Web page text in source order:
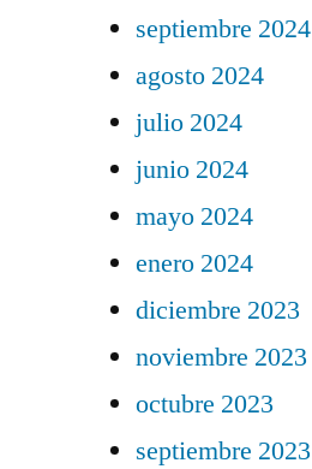
septiembre 2024
agosto 2024
julio 2024
junio 2024
mayo 2024
enero 2024
diciembre 2023
noviembre 2023
octubre 2023
septiembre 2023